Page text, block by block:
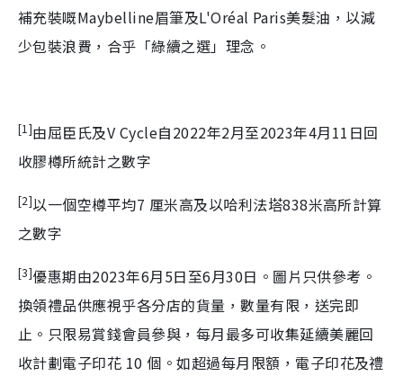
補充裝嘅Maybelline眉筆及L'Oréal Paris美髮油，以減
少包裝浪費，合乎「綠續之選」理念。
[1]由屈臣氏及V Cycle自2022年2月至2023年4月11日回
收膠樽所統計之數字
[2]以一個空樽平均7 厘米高及以哈利法塔838米高所計算
之數字
[3]優惠期由2023年6月5日至6月30日。圖片只供參考。
換領禮品供應視乎各分店的貨量，數量有限，送完即
止。只限易賞錢會員參與，每月最多可收集延續美麗回
收計劃電子印花 10 個。如超過每月限額，電子印花及禮